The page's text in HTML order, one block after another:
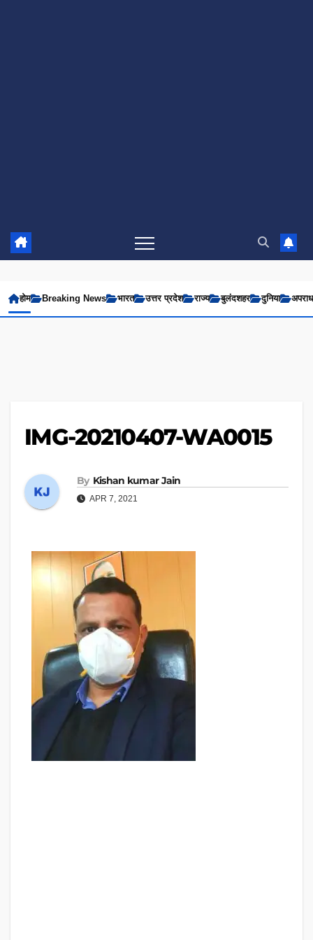
होम Breaking News भारत उत्तर प्रदेश राज्य बुलंदशहर दुनिया अपराध
IMG-20210407-WA0015
By Kishan kumar Jain
APR 7, 2021